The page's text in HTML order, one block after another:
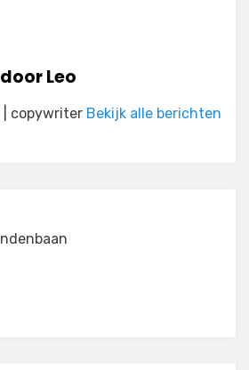
Leo
copywriter Bekijk alle berichten